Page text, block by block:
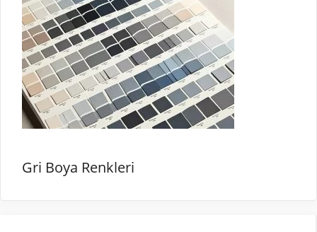
Gri Boya Renkleri